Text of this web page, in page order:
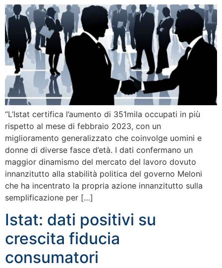
“L’Istat certifica l’aumento di 351mila occupati in più
rispetto al mese di febbraio 2023, con un
miglioramento generalizzato che coinvolge uomini e
donne di diverse fasce d’età. I dati confermano un
maggior dinamismo del mercato del lavoro dovuto
innanzitutto alla stabilità politica del governo Meloni
che ha incentrato la propria azione innanzitutto sulla
semplificazione per […]
Istat: dati positivi su
crescita fiducia
consumatori